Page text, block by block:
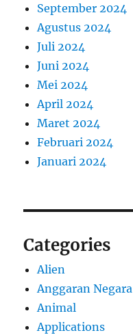
September 2024
Agustus 2024
Juli 2024
Juni 2024
Mei 2024
April 2024
Maret 2024
Februari 2024
Januari 2024
Categories
Alien
Anggaran Negara
Animal
Applications